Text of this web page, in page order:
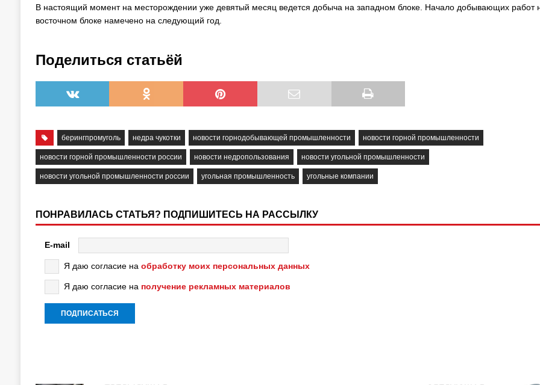
В настоящий момент на месторождении уже девятый месяц ведется добыча на западном блоке. Начало добывающих работ
восточном блоке намечено на следующий год.
Поделиться статьёй
берингпромуголь недра чукотки новости горнодобывающей промышленности новости горной промышленности
новости горной промышленности россии новости недропользования новости угольной промышленности
новости угольной промышленности россии угольная промышленность угольные компании
ПОНРАВИЛАСЬ СТАТЬЯ? ПОДПИШИТЕСЬ НА РАССЫЛКУ
E-mail
Я даю согласие на обработку моих персональных данных
Я даю согласие на получение рекламных материалов